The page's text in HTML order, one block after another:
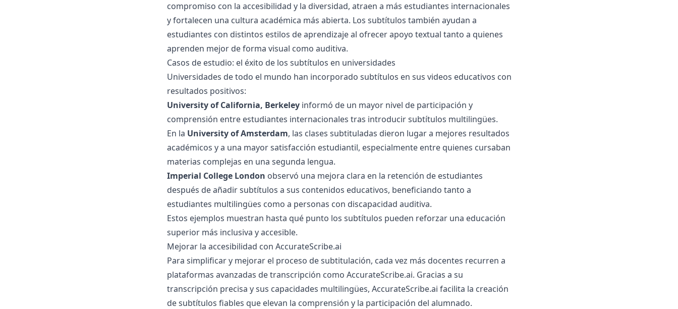
compromiso con la accesibilidad y la diversidad, atraen a más estudiantes internacionales
y fortalecen una cultura académica más abierta. Los subtítulos también ayudan a
estudiantes con distintos estilos de aprendizaje al ofrecer apoyo textual tanto a quienes
aprenden mejor de forma visual como auditiva.
Casos de estudio: el éxito de los subtítulos en universidades
Universidades de todo el mundo han incorporado subtítulos en sus videos educativos con
resultados positivos:
University of California, Berkeleyinformó de un mayor nivel de participación y
comprensión entre estudiantes internacionales tras introducir subtítulos multilingües.
En la University of Amsterdam, las clases subtituladas dieron lugar a mejores resultados
académicos y a una mayor satisfacción estudiantil, especialmente entre quienes cursaban
materias complejas en una segunda lengua.
Imperial College London observó una mejora clara en la retención de estudiantes
después de añadir subtítulos a sus contenidos educativos, beneficiando tanto a
estudiantes multilingües como a personas con discapacidad auditiva.
Estos ejemplos muestran hasta qué punto los subtítulos pueden reforzar una educación
superior más inclusiva y accesible.
Mejorar la accesibilidad con AccurateScribe.ai
Para simplificar y mejorar el proceso de subtitulación, cada vez más docentes recurren a
plataformas avanzadas de transcripción como AccurateScribe.ai. Gracias a su
transcripción precisa y sus capacidades multilingües, AccurateScribe.ai facilita la creación
de subtítulos fiables que elevan la comprensión y la participación del alumnado.